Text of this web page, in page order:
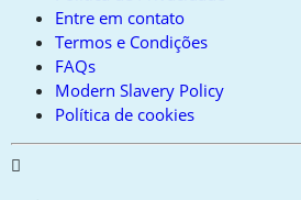
Entre em contato
Termos e Condições
FAQs
Modern Slavery Policy
Política de cookies